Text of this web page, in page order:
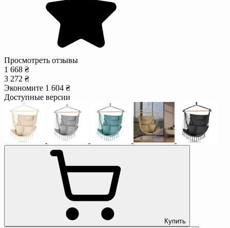
Просмотреть отзывы
1 668 ₴
3 272 ₴
Экономите 1 604 ₴
Доступные версии
Купить